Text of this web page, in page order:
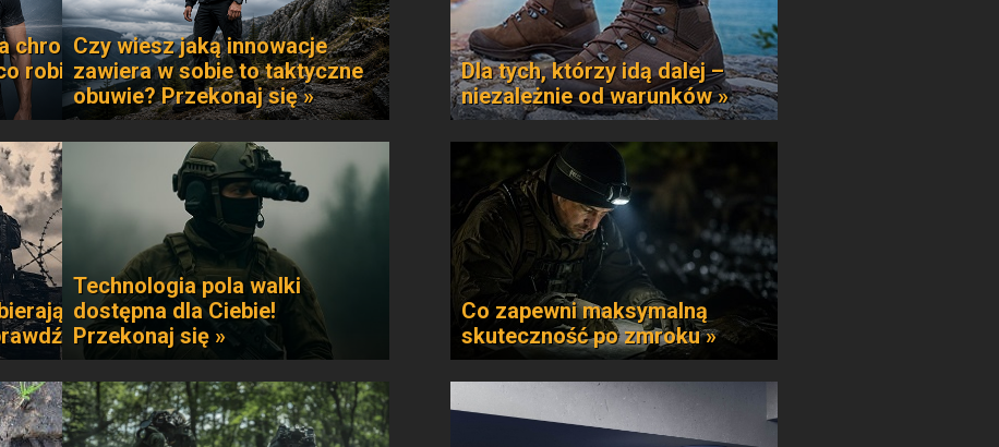
chroni
robi
Czy wiesz jaką innowacje
zawiera w sobie to taktyczne
obuwie? Przekonaj się »
Dla tych, którzy idą dalej –
niezależnie od warunków »
»
Technologia pola walki
dostępna dla Ciebie!
Przekonaj się »
Co zapewni maksymalną
skuteczność po zmroku »